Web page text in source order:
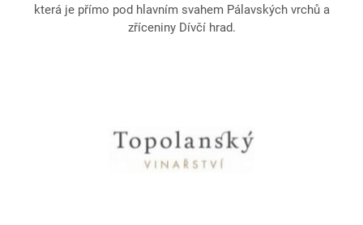
která je přímo pod hlavním svahem Pálavských vrchů a
zříceniny Dívčí hrad.